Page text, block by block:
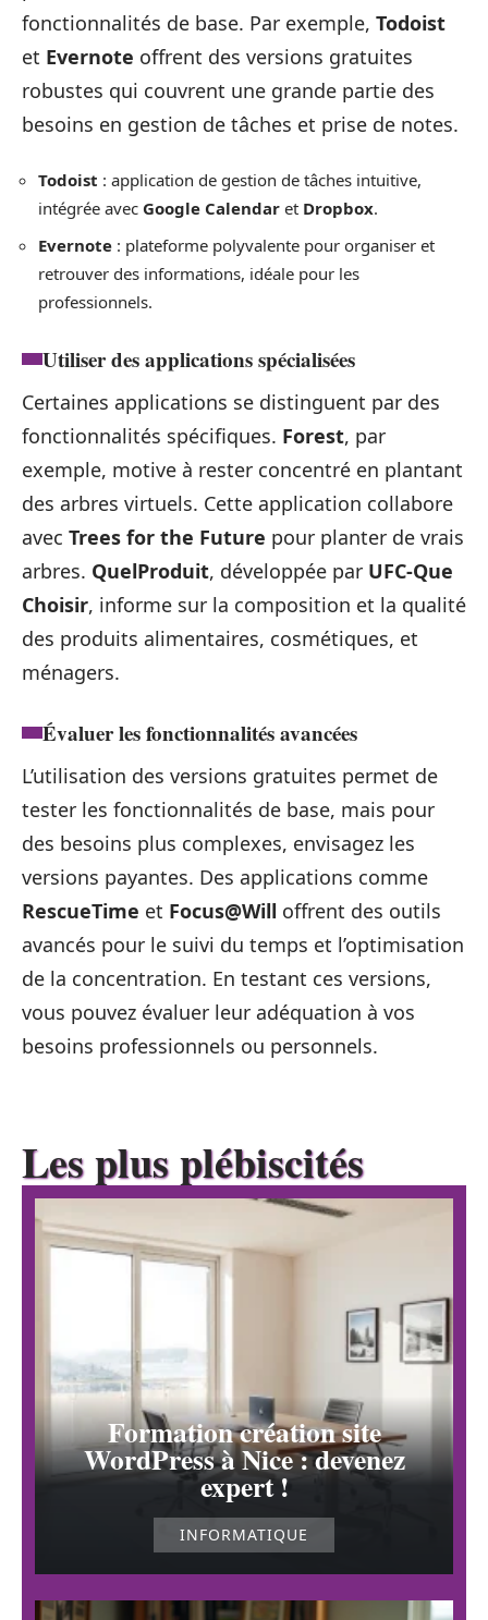
fonctionnalités de base. Par exemple, Todoist
et Evernote offrent des versions gratuites
robustes qui couvrent une grande partie des
besoins en gestion de tâches et prise de notes.
Todoist : application de gestion de tâches intuitive,
intégrée avec Google Calendar et Dropbox.
Evernote : plateforme polyvalente pour organiser et
retrouver des informations, idéale pour les
professionnels.
Utiliser des applications spécialisées
Certaines applications se distinguent par des
fonctionnalités spécifiques. Forest, par
exemple, motive à rester concentré en plantant
des arbres virtuels. Cette application collabore
avec Trees for the Future pour planter de vrais
arbres. QuelProduit, développée par UFC-Que
Choisir, informe sur la composition et la qualité
des produits alimentaires, cosmétiques, et
ménagers.
Évaluer les fonctionnalités avancées
L’utilisation des versions gratuites permet de
tester les fonctionnalités de base, mais pour
des besoins plus complexes, envisagez les
versions payantes. Des applications comme
RescueTime et Focus@Will offrent des outils
avancés pour le suivi du temps et l’optimisation
de la concentration. En testant ces versions,
vous pouvez évaluer leur adéquation à vos
besoins professionnels ou personnels.
Les plus plébiscités
Formation création site
WordPress à Nice : devenez
expert !
INFORMATIQUE